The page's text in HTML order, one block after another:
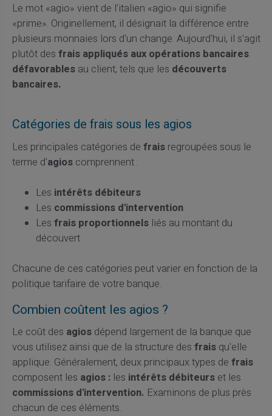
Le mot «agio» vient de l'italien «agio» qui signifie
«prime». Originellement, il désignait la différence entre
plusieurs monnaies lors d'un change. Aujourd'hui, il s'agit
plutôt des frais appliqués aux opérations bancaires
défavorablesau client, tels que les découverts
bancaires.
Catégories de frais sous les agios
Les principales catégories de fraisregroupées sous le
terme d'agioscomprennent :
Les intérêts débiteurs
Les commissions d'intervention
Les frais proportionnels liés au montant du
découvert
Chacune de ces catégories peut varier en fonction de la
politique tarifaire de votre banque.
Combien coûtent les agios ?
Le coût des agiosdépend largement de la banque que
vous utilisez ainsi que de la structure des fraisqu'elle
applique. Généralement, deux principaux types de frais
composent les agios :les intérêts débiteurset les
commissions d'intervention. Examinons de plus près
chacun de ces éléments.